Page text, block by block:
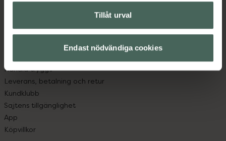
Tillåt urval
Endast nödvändiga cookies
Kontakta oss
Handla tryggt
Leverans, betalning och retur
Kundklubb
Sajtens tillgänglighet
App
Köpvillkor